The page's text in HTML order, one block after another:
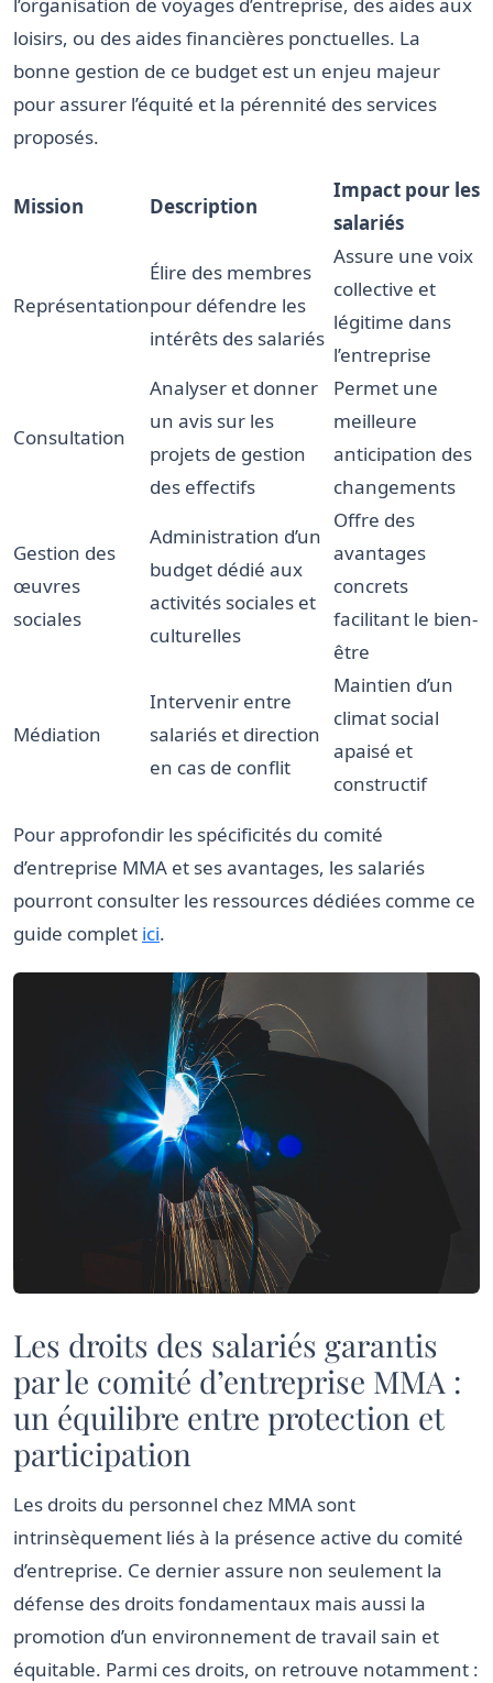
l’organisation de voyages d’entreprise, des aides aux
loisirs, ou des aides financières ponctuelles. La
bonne gestion de ce budget est un enjeu majeur
pour assurer l’équité et la pérennité des services
proposés.
Mission Description
Impact pour les
salariés
Représentation
Élire des membres
pour défendre les
intérêts des salariés
Assure une voix
collective et
légitime dans
l’entreprise
Consultation
Analyser et donner
un avis sur les
projets de gestion
des effectifs
Permet une
meilleure
anticipation des
changements
Gestion des
œuvres
sociales
Administration d’un
budget dédié aux
activités sociales et
culturelles
Offre des
avantages
concrets
facilitant le bien-
être
Médiation
Intervenir entre
salariés et direction
en cas de conflit
Maintien d’un
climat social
apaisé et
constructif
Pour approfondir les spécificités du comité
d’entreprise MMA et ses avantages, les salariés
pourront consulter les ressources dédiées comme ce
guide complet ici.
Les droits des salariés garantis
par le comité d’entreprise MMA :
un équilibre entre protection et
participation
Les droits du personnel chez MMA sont
intrinsèquement liés à la présence active du comité
d’entreprise. Ce dernier assure non seulement la
défense des droits fondamentaux mais aussi la
promotion d’un environnement de travail sain et
équitable. Parmi ces droits, on retrouve notamment :